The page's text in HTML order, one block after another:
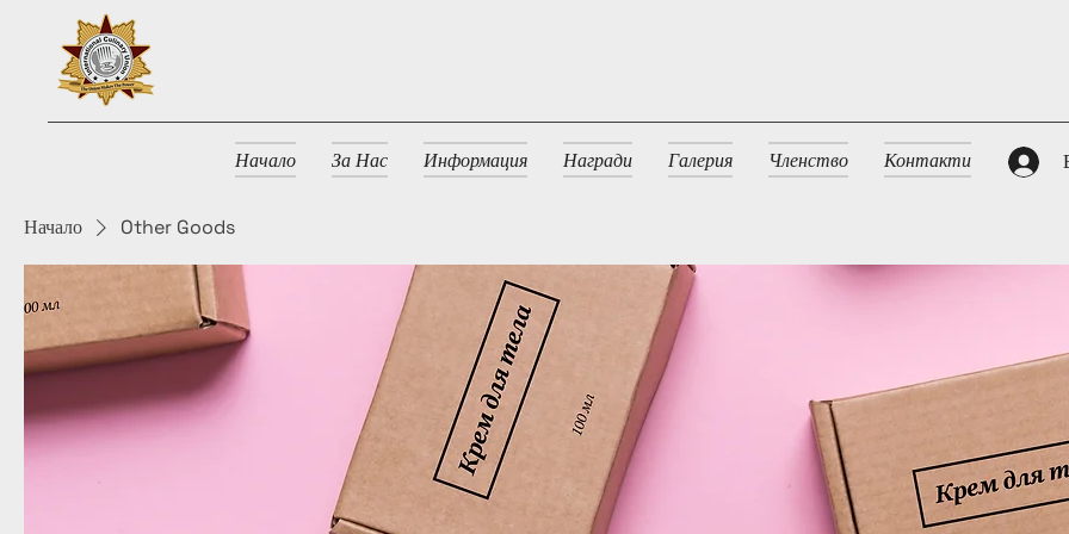
Начало За Нас Информация Награди Галерия Членство Контакти
Начало Other Goods